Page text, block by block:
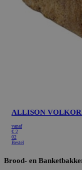
ALLISON
vanaf
€ 2
02
Bestel
Brood- en